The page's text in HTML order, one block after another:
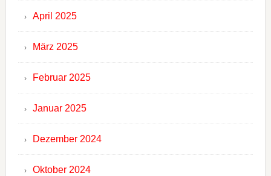
April 2025
März 2025
Februar 2025
Januar 2025
Dezember 2024
Oktober 2024